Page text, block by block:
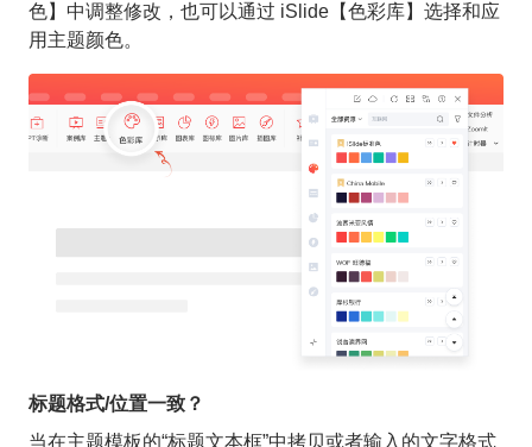
色】中调整修改，也可以通过 iSlide【色彩库】选择和应
用主题颜色。
标题格式/位置一致？
当在主题模板的“标题文本框”中拷贝或者输入的文字格式